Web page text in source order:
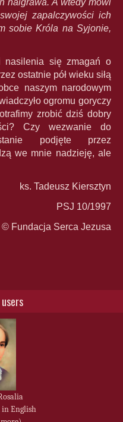
zapalczywości ich
sobie Króla na Syjonie,
nasilenia się zmagań o
ostatnie pół wieku siłą
naszym narodowym
ogromu goryczy
zrobić dziś dobry
Czy wezwanie do
podjęte przez
we mnie nadzieję, ale
ks. Tadeusz Kiersztyn
PSJ 10/1997
© Fundacja Serca Jezusa
in English